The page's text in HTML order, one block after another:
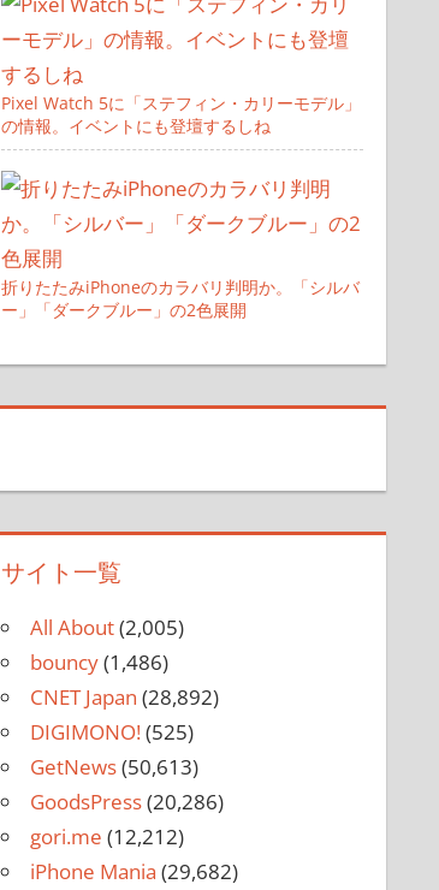
Pixel Watch 5に「ステフィン・カリーモデル」
の情報。イベントにも登壇するしね
折りたたみiPhoneのカラバリ判明か。「シルバ
ー」「ダークブルー」の2色展開
サイト一覧
All About(2,005)
bouncy(1,486)
CNET Japan (28,892)
DIGIMONO!(525)
GetNews(50,613)
GoodsPress(20,286)
gori.me (12,212)
iPhone Mania (29,682)